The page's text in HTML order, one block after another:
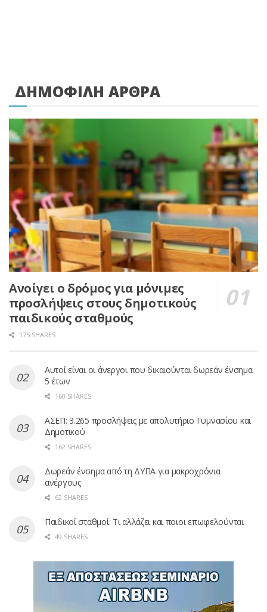
ΔΗΜΟΦΙΛΗ ΑΡΘΡΑ
Ανοίγει ο δρόμος για μόνιμες
προσλήψεις στους δημοτικούς
παιδικούς σταθμούς
175 SHARES
Αυτοί είναι οι άνεργοι που δικαιούνται δωρεάν ένσημα
5 έτων
160 SHARES
ΑΣΕΠ: 3.265 προσλήψεις με απολυτήριο Γυμνασίου και
Δημοτικού
162 SHARES
Δωρεάν ένσημα από τη ΔΥΠΑ για μακροχρόνια
ανέργους
62 SHARES
Παιδικοί σταθμοί: Τι αλλάζει και ποιοι επωφελούνται
49 SHARES